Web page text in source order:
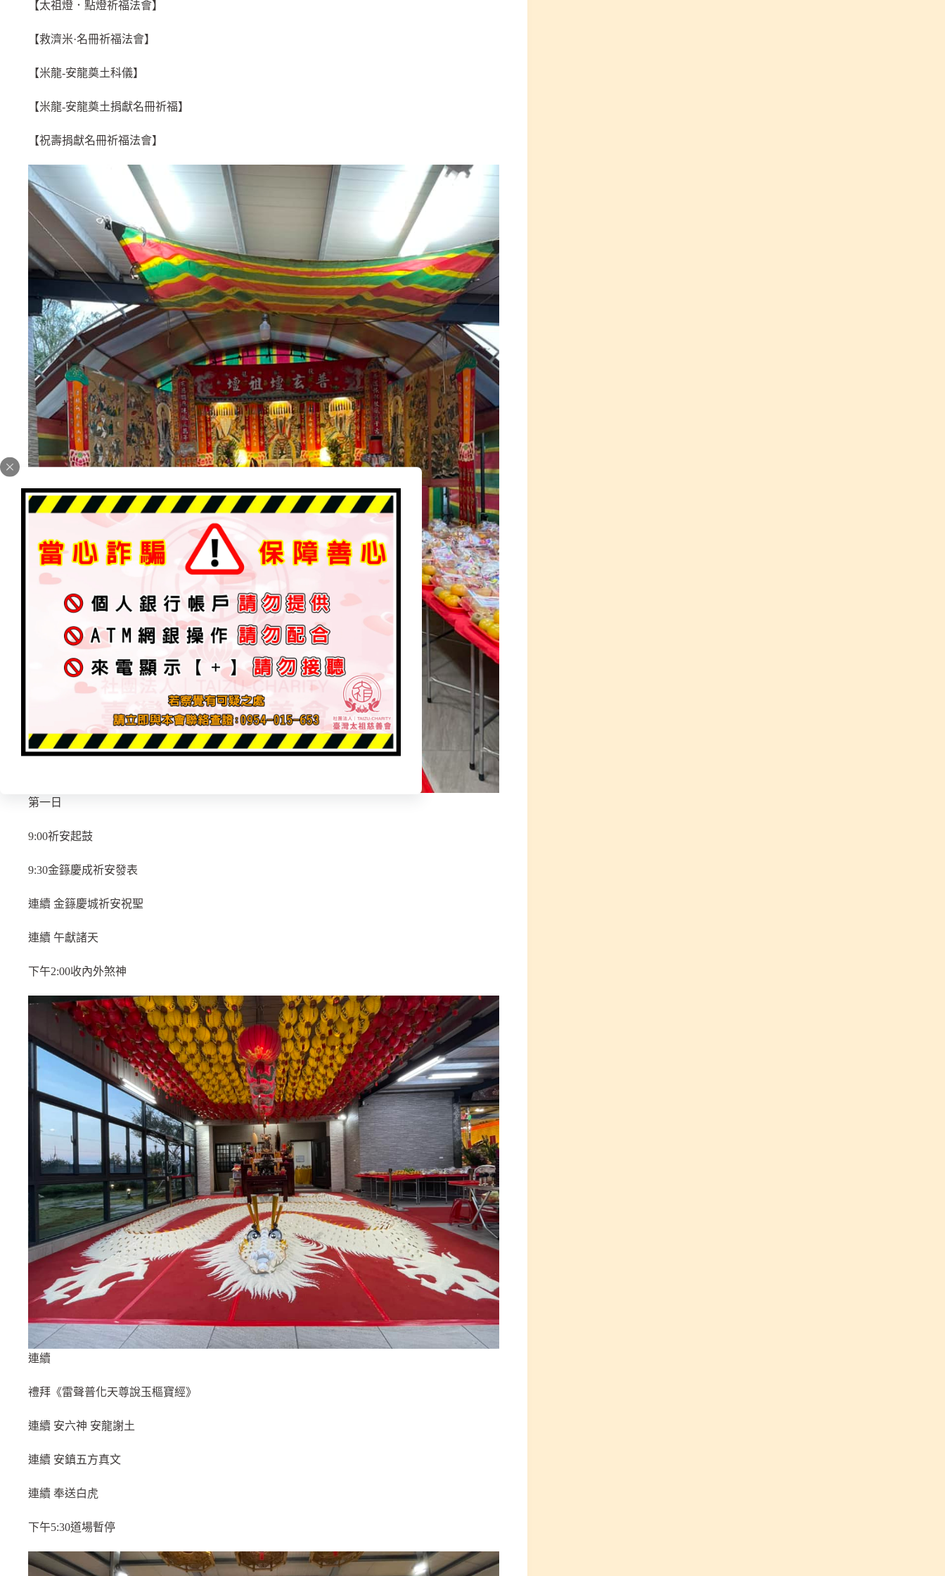
【太祖燈．點燈祈福法會】
【救濟米·名冊祈福法會】
【米龍-安龍奠土科儀】
【米龍-安龍奠土捐獻名冊祈福】
【祝壽捐獻名冊祈福法會】
第一日
9:00祈安起鼓
9:30金籙慶成祈安發表
連續 金籙慶城祈安祝聖
連續 午獻諸天
下午2:00收內外煞神
連續
禮拜《雷聲普化天尊說玉樞寶經》
連續 安六神 安龍謝土
連續 安鎮五方真文
連續 奉送白虎
下午5:30道場暫停